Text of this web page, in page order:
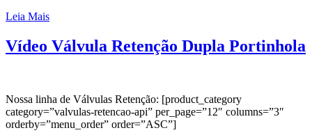
Leia Mais
Vídeo Válvula Retenção Dupla Portinhola
Nossa linha de Válvulas Retenção: [product_category
category=”valvulas-retencao-api” per_page=”12″ columns=”3″
orderby=”menu_order” order=”ASC”]